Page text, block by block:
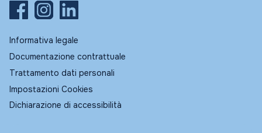
Informativa legale
Documentazione contrattuale
Trattamento dati personali
Impostazioni Cookies
Dichiarazione di accessibilità